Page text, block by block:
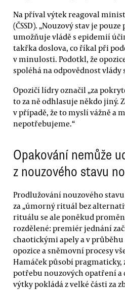
Na příval výtek reagoval
(ČSSD). „Nouzový stav je
umožňuje vládě s epidemií
takřka doslova, co říkal při
v minulosti. Podotkl, že
spoléhá na odpovědnost vlády
Opozičí lídry označil „za
to za ně odhlasuje někdo jiný.
v případě, že to myslí vážně a
nepotřebujeme.“
Opakování nemůže
z nouzového stavu
Prodlužování nouzového
za „úmorný rituál bez
rituálu se ale poněkud
rozdělené: premiér jednání
chaotickými apely a v průběhu
opozice a sněmovní procesy
Hamáček působí
potřebu nouzových opatření a
výtky pokládá z velké části za